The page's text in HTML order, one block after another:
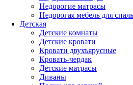
Недорогие матрасы
Недорогая мебель для
Детская
Детские комнаты
Детские кровати
Кровати двухъярусные
Кровать-чердак
Детские матрасы
Диваны